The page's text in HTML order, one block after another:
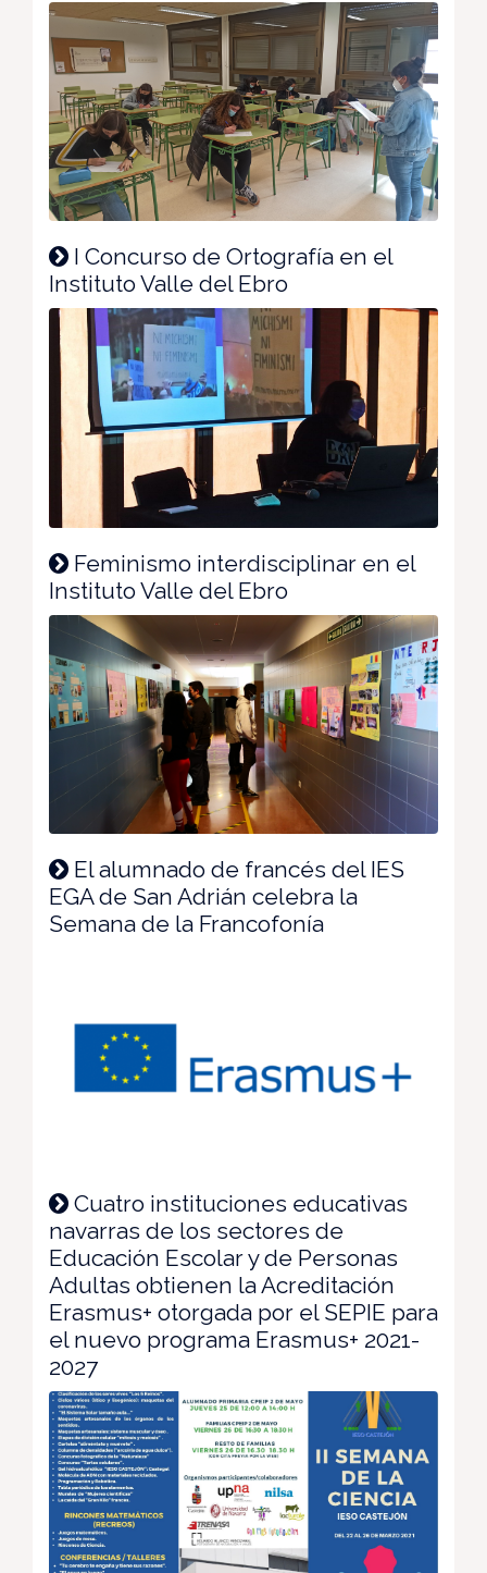
I Concurso de Ortografía en el
Instituto Valle del Ebro
Feminismo interdisciplinar en el
Instituto Valle del Ebro
El alumnado de francés del IES
EGA de San Adrián celebra la
Semana de la Francofonía
Cuatro instituciones educativas
navarras de los sectores de
Educación Escolar y de Personas
Adultas obtienen la Acreditación
Erasmus+ otorgada por el SEPIE para
el nuevo programa Erasmus+ 2021-
2027